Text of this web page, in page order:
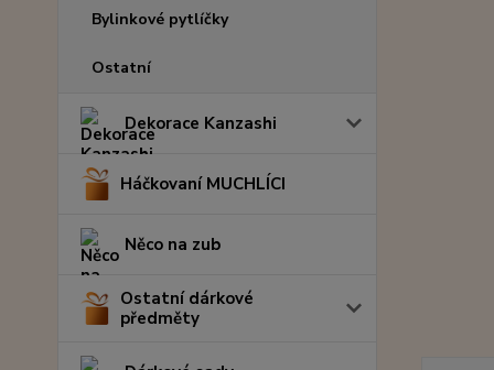
Bylinkové pytlíčky
Ostatní
Dekorace Kanzashi
Háčkovaní MUCHLÍCI
Něco na zub
Ostatní dárkové
předměty